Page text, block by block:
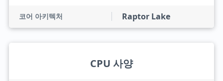
코어 아키텍처 Raptor Lake
CPU 사양